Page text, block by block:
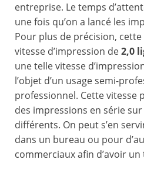
entreprise. Le temps
une fois qu’on a lancé les
Pour plus de précision,
vitesse d’impression de2,0
une telle vitesse
l’objet d’un usage semi-
professionnel. Cette vitesse
des impressions en série
différents. On peut s’en
dans un bureau ou pour
commerciaux afin d’avoir